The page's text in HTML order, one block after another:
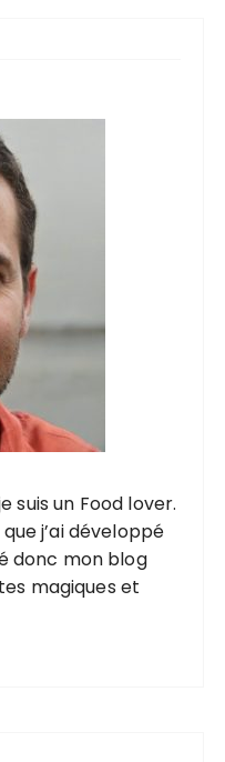
suis un Food lover.
j’ai développé
donc mon blog
magiques et